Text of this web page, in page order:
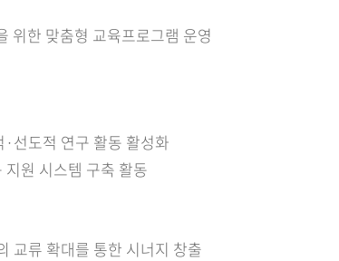
위한 맞춤형 교육프로그램 운영
선도적 연구 활동 활성화
원 시스템 구축 활동
교류 확대를 통한 시너지 창출